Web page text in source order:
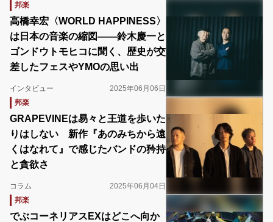
邦楽
高橋幸宏〈WORLD HAPPINESS〉
は日本の音楽の縮図――鈴木慶一と
ゴンドウトモヒコに聞く、歴史が交
差したフェスやYMOの思い出
インタビュー
2025年06月06日
邦楽
GRAPEVINEは易々と王道を歩いた
りはしない 新作『あのみちから遠
くはなれて』で感じたバンドの矜持
と貪欲さ
コラム
2025年06月04日
邦楽
でぶコーネリアスEXはどこへ向か